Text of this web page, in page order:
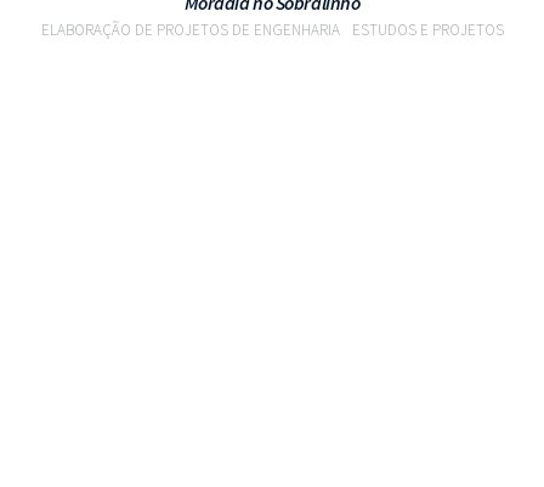
ELABORAÇÃO DE PROJETOS DE ENGENHARIA ESTUDOS E PROJETOS